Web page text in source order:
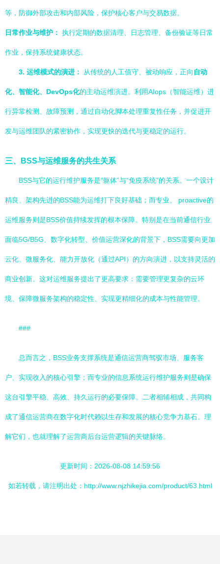
等，防御外部攻击和内部风险，保护核心客户与交易数据。
日常作业与维护： 执行定期的数据清理、日志管理、备份验证等日常
作业，保持系统健康状态。
3. 运维模式的演进： 从传统的人工值守、被动响应，正向 自动
化、智能化、DevOps化的主动运维演进。利用AIops（智能运维）进
行异常检测、故障预测，通过自动化脚本处理重复性任务，并促进开
发与运维团队的紧密协作，实现更快的迭代与更稳定的运行。
三、BSS与运维服务的共生关系
BSS与它的运行维护服务是“躯体”与“免疫系统”的关系。一个设计
精良、架构先进的BSS能为运维打下良好基础；而专业、 proactive的
运维服务则是BSS价值持续发挥的根本保障。特别是在当前通信行业
面临5G/B5G、数字化转型、价值运营深化的背景下，BSS需要向更加
云化、微服务化、能力开放化（通过API）的方向演进，以支持灵活的
商业创新。这对运维服务提出了更高要求：需要管理更复杂的云环
境、保障微服务架构的稳定性、实现更精细化的成本与性能管理。
###
总而言之，BSS业务支撑系统是通信运营商驾驭市场、服务客
户、实现收入的核心引擎；而专业的信息系统运行维护服务则是确保
这台引擎平稳、高效、持久运行的必要保障。二者相辅相成，共同构
成了通信运营商在数字化时代赖以生存和发展的核心竞争力基石。理
解它们，也就理解了运营商后台运营逻辑的关键脉络。
更新时间：2026-08-08 14:59:56
如若转载，请注明出处：http://www.njzhikejia.com/product/63.html